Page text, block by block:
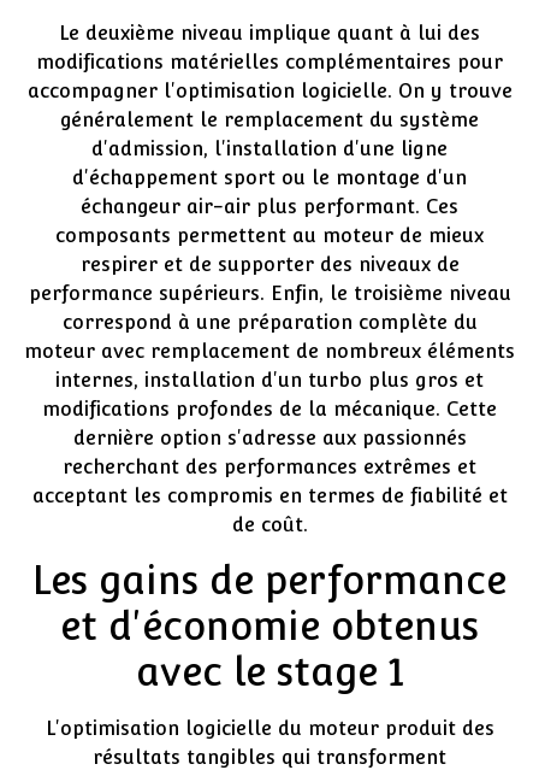
Le deuxième niveau implique quant à lui des
modifications matérielles complémentaires pour
accompagner l'optimisation logicielle. On y trouve
généralement le remplacement du système
d'admission, l'installation d'une ligne
d'échappement sport ou le montage d'un
échangeur air-air plus performant. Ces
composants permettent au moteur de mieux
respirer et de supporter des niveaux de
performance supérieurs. Enfin, le troisième niveau
correspond à une préparation complète du
moteur avec remplacement de nombreux éléments
internes, installation d'un turbo plus gros et
modifications profondes de la mécanique. Cette
dernière option s'adresse aux passionnés
recherchant des performances extrêmes et
acceptant les compromis en termes de fiabilité et
de coût.
Les gains de performance
et d'économie obtenus
avec le stage 1
L'optimisation logicielle du moteur produit des
résultats tangibles qui transforment